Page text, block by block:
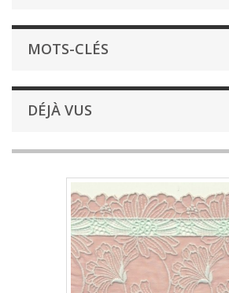
MOTS-CLÉS
DÉJÀ VUS